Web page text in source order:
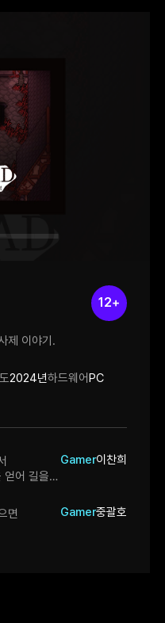
12+
제 이야기.
2024년하드웨어PC
얻어 길을
는
수 있는
는 지도와
Gamer이찬희
면
Gamer중괄호